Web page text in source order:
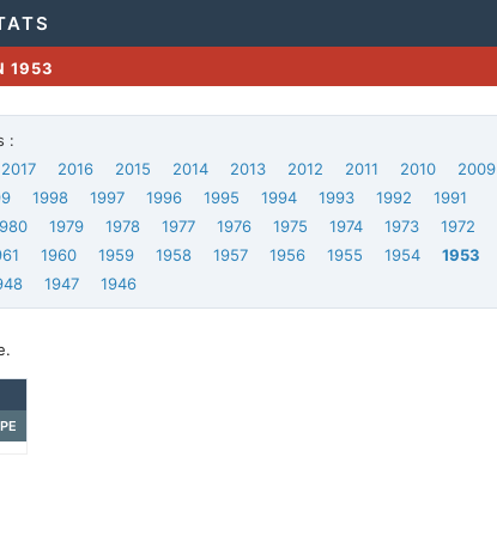
1953
:
2017 2016 2015 2014 2013 2012 2011 2010
2009
1998 1997 1996 1995 1994 1993 1992
1991
1979 1978 1977 1976 1975 1974 1973
1972
1960 1959 1958 1957 1956 1955 1954
1953
1947 1946